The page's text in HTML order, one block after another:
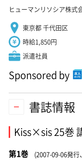
ヒューマンリソシア株式
東京都 千代田区
時給1,850円
派遣社員
Sponsored by
書誌情報
Kiss×sis 25巻
第1巻 (2007-09-06発行、